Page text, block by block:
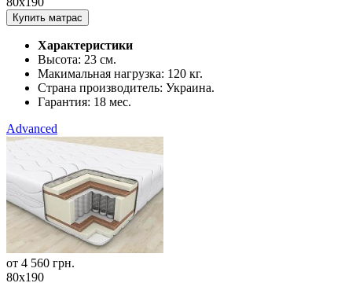
Купить матрас
Характеристики
Высота: 23 см.
Макимальная нагрузка: 120 кг.
Страна производитель: Украина.
Гарантия: 18 мес.
Advanced
от 4 560 грн.
80x190